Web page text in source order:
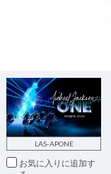
LAS-APONE
お気に入りに追加